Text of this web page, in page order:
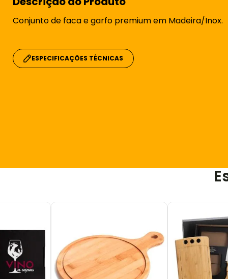
Conjunto de faca e garfo premium em Madeira/Inox.
ESPECIFICAÇÕES TÉCNICAS